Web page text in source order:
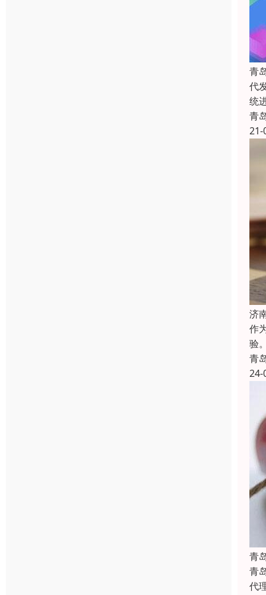
青
代
统
青
21-
济
作
验
青
24-
青
青
代